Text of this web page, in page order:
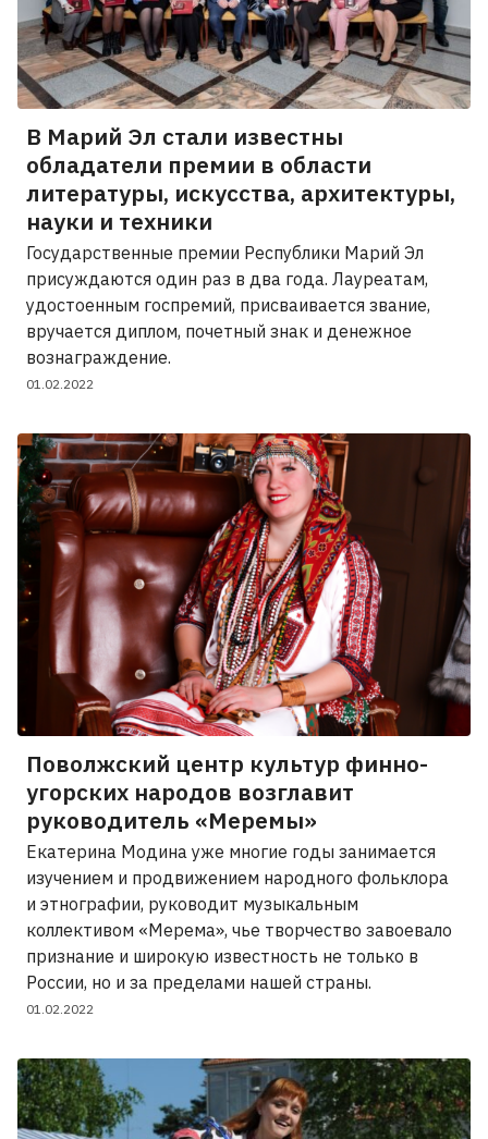
В Марий Эл стали известны
обладатели премии в области
литературы, искусства, архитектуры,
науки и техники
Государственные премии Республики Марий Эл
присуждаются один раз в два года. Лауреатам,
удостоенным госпремий, присваивается звание,
вручается диплом, почетный знак и денежное
вознаграждение.
01.02.2022
Поволжский центр культур финно-
угорских народов возглавит
руководитель «Меремы»
Екатерина Модина уже многие годы занимается
изучением и продвижением народного фольклора
и этнографии, руководит музыкальным
коллективом «Мерема», чье творчество завоевало
признание и широкую известность не только в
России, но и за пределами нашей страны.
01.02.2022